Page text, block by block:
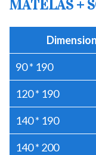
MATELAS +
Dimension
90 * 190
120 * 190
140 * 190
140 * 200